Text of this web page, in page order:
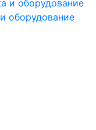
оборудование